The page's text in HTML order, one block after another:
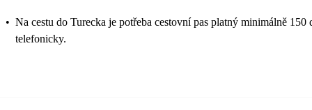
• Na cestu do Turecka je potřeba cestovní pas platný minimálně
telefonicky.